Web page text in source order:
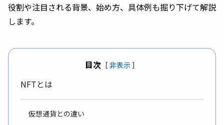
役割や注目される背景、始め方、具体例も掘り下げて解説
します。
目次 ［非表示］
NFTとは
仮想通貨との違い